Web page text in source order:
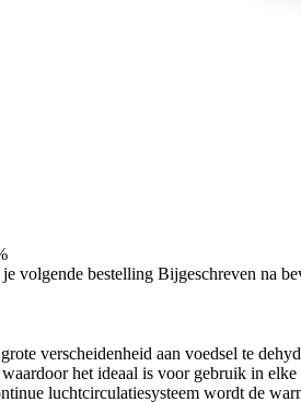
volgende bestelling Bijgeschreven na
verscheidenheid aan voedsel te
het ideaal is voor gebruik in elke
luchtcirculatiesysteem wordt de